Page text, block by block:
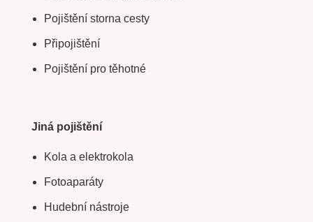
Pojištění storna cesty
Připojištění
Pojištění pro těhotné
Jiná pojištění
Kola a elektrokola
Fotoaparáty
Hudební nástroje